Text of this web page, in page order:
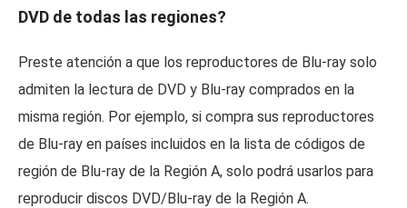
DVD de todas las regiones?
Preste atención a que los reproductores de Blu-ray solo
admiten la lectura de DVD y Blu-ray comprados en la
misma región. Por ejemplo, si compra sus reproductores
de Blu-ray en países incluidos en la lista de códigos de
región de Blu-ray de la Región A, solo podrá usarlos para
reproducir discos DVD/Blu-ray de la Región A.